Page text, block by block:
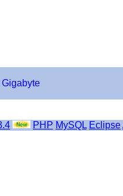
Gigabyte
PHP MySQL Eclipse